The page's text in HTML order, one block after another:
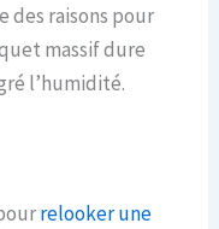
des raisons pour
massif dure
l’humidité.
relooker une